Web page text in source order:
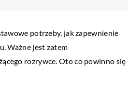
potrzeby, jak zapewnienie
Ważne jest zatem
rozrywce. Oto co powinno się